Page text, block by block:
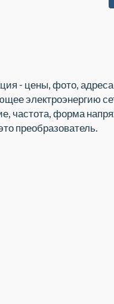
- цены, фото,
электроэнергию
частота, форма
преобразователь.